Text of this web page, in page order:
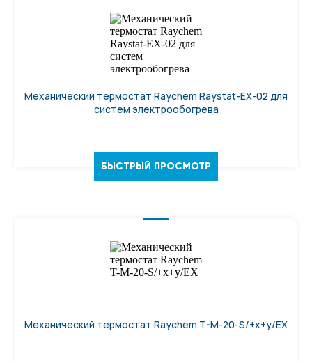
Механический термостат Raychem Raystat-EX-02 для
систем электрообогрева
БЫСТРЫЙ ПРОСМОТР
Механический термостат Raychem T-M-20-S/+x+y/EX